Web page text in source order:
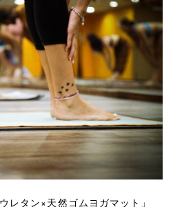
レタン×天然ゴムヨガマット」